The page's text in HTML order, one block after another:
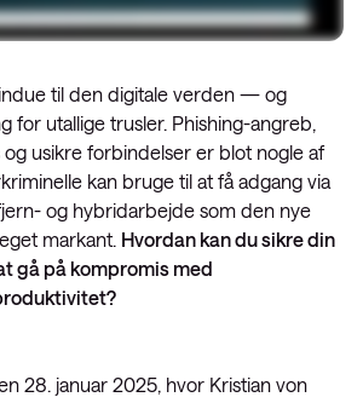
til den digitale verden — og
for utallige trusler. Phishing-angreb,
usikre forbindelser er blot nogle af
kan bruge til at få adgang via
og hybridarbejde som den nye
markant. Hvordan kan du sikre din
gå på kompromis med
28. januar 2025, hvor Kristian von